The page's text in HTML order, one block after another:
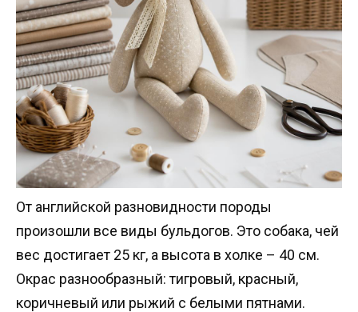
От английской разновидности породы
произошли все виды бульдогов. Это собака, чей
вес достигает 25 кг, а высота в холке – 40 см.
Окрас разнообразный: тигровый, красный,
коричневый или рыжий с белыми пятнами.